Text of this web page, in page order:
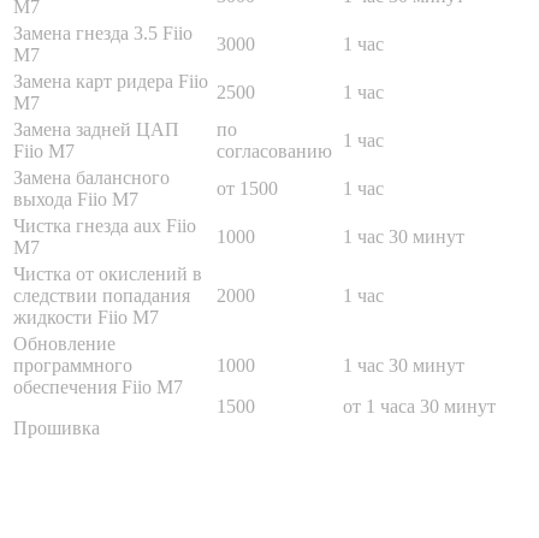
M7
Замена гнезда 3.5 Fiio
M7
3000
1 час
Замена карт ридера Fiio
M7
2500
1 час
Замена задней ЦАП
Fiio M7
по
согласованию
1 час
Замена балансного
выхода Fiio M7
от 1500
1 час
Чистка гнезда aux Fiio
M7
1000
1 час 30 минут
Чистка от окислений в
следствии попадания
жидкости Fiio M7
2000 1 час
Обновление
программного
обеспечения Fiio M7
Прошивка
1000
1500
1 час 30 минут
от 1 часа 30 минут